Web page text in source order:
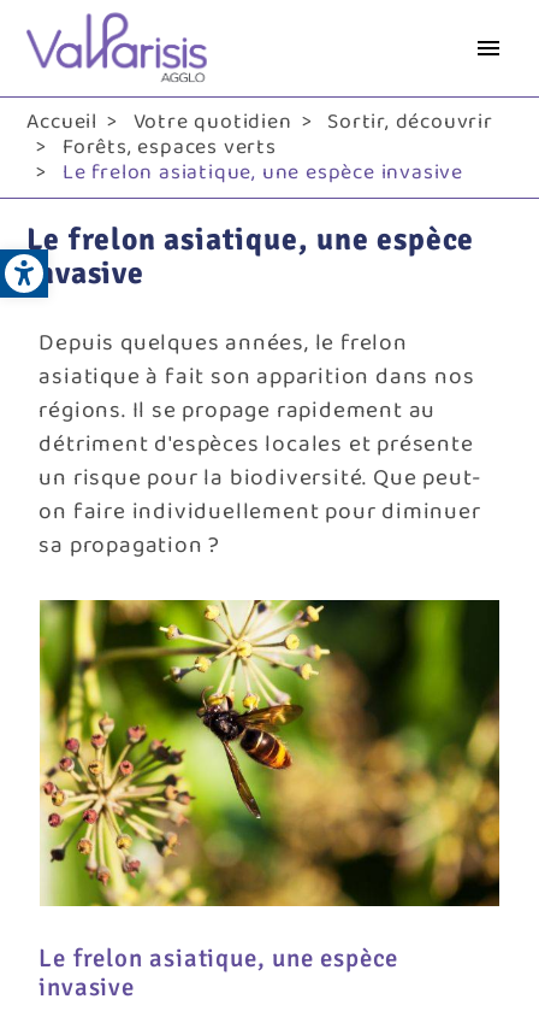
Open toolbar
Accueil Votre quotidien Sortir, découvrir
Forêts, espaces verts
Le frelon asiatique, une espèce invasive
Le frelon asiatique, une espèce
invasive
Depuis quelques années, le frelon
asiatique à fait son apparition dans nos
régions. Il se propage rapidement au
détriment d'espèces locales et présente
un risque pour la biodiversité. Que peut-
on faire individuellement pour diminuer
sa propagation ?
Le frelon asiatique, une espèce
invasive